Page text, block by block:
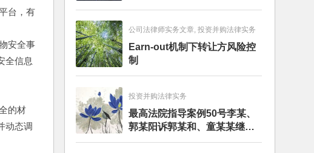
台，有
安全事
全信息
的材
动态调
公司法律师实务文章, 投资并购法律实务
Earn-out机制下转让方风险控
制
投资并购法律实务
最高法院指导案例50号李某、
郭某阳诉郭某和、童某某继承
纠纷案